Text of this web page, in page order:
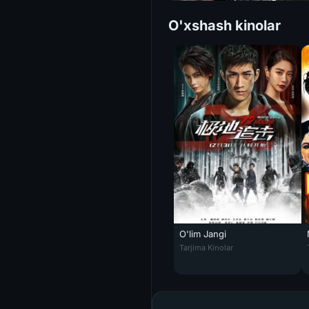
O'xshash kinolar
O'lim Jangi
O'lim Jangi Uzbek tilida 2022
Tarjima Kinolar